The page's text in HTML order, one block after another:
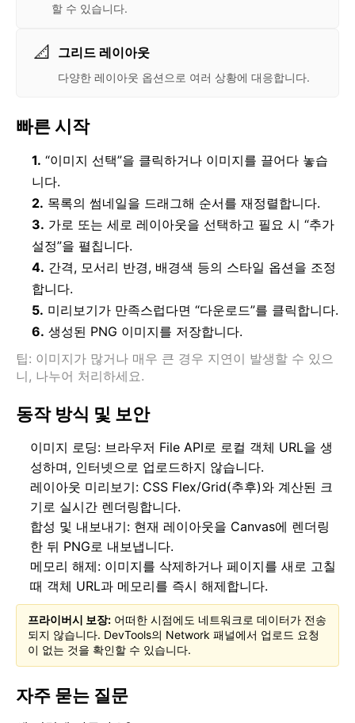
할 수 있습니다.
📐 그리드 레이아웃
다양한 레이아웃 옵션으로 여러 상황에 대응합니다.
빠른 시작
1. “이미지 선택”을 클릭하거나 이미지를 끌어다 놓습
니다.
2. 목록의 썸네일을 드래그해 순서를 재정렬합니다.
3. 가로 또는 세로 레이아웃을 선택하고 필요 시 “추가
설정”을 펼칩니다.
4. 간격, 모서리 반경, 배경색 등의 스타일 옵션을 조정
합니다.
5. 미리보기가 만족스럽다면 “다운로드”를 클릭합니다.
6. 생성된 PNG 이미지를 저장합니다.
팁: 이미지가 많거나 매우 큰 경우 지연이 발생할 수 있으
니, 나누어 처리하세요.
동작 방식 및 보안
이미지 로딩: 브라우저 File API로 로컬 객체 URL을 생
성하며, 인터넷으로 업로드하지 않습니다.
레이아웃 미리보기: CSS Flex/Grid(추후)와 계산된 크
기로 실시간 렌더링합니다.
합성 및 내보내기: 현재 레이아웃을 Canvas에 렌더링
한 뒤 PNG로 내보냅니다.
메모리 해제: 이미지를 삭제하거나 페이지를 새로 고칠
때 객체 URL과 메모리를 즉시 해제합니다.
프라이버시 보장: 어떠한 시점에도 네트워크로 데이터가 전송
되지 않습니다. DevTools의 Network 패널에서 업로드 요청
이 없는 것을 확인할 수 있습니다.
자주 묻는 질문